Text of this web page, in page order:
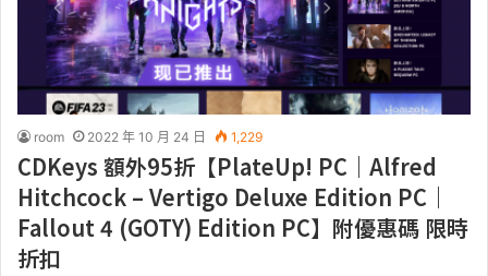
room 2022 年 10 月 24 日 1,229
CDKeys 額外95折【PlateUp! PC｜Alfred
Hitchcock – Vertigo Deluxe Edition PC｜
Fallout 4 (GOTY) Edition PC】附優惠碼 限時
折扣